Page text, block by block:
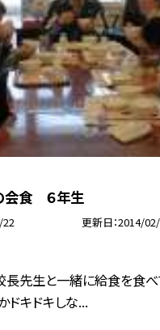
会食 ６年生
22 更新日 2014/
長先生と一緒に給食を食べ
ドキドキしな...